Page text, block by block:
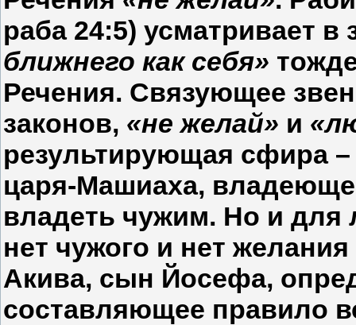
раба 24:5) усматривает
ближнего как себя»
Речения. Связующее
законов, «не желай» и
результирующая сфира
царя-Машиаха,
владеть чужим. Но и для
нет чужого и нет
Акива, сын Йосефа,
составляющее правило